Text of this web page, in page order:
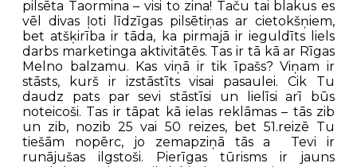
pilsēta Taormina – visi to zina! Taču tai blakus es
vēl divas ļoti līdzīgas pilsētiņas ar cietokšņiem,
bet atšķirība ir tāda, ka pirmajā ir ieguldīts liels
darbs marketinga aktivitātēs. Tas ir tā kā ar Rīgas
Melno balzamu. Kas viņā ir tik īpašs? Viņam ir
stāsts, kurš ir izstāstīts visai pasaulei. Cik Tu
daudz pats par sevi stāstīsi un lielīsi arī būs
noteicoši. Tas ir tāpat kā ielas reklāmas – tās zib
un zib, nozib 25 vai 50 reizes, bet 51.reizē Tu
tiešām nopērc, jo zemapziņā tās a Tevi ir
runājušas ilgstoši. Pierīgas tūrisms ir jauns